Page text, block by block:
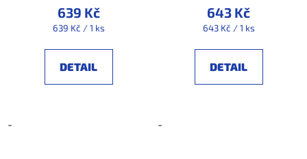
639 Kč
Měrná
639 Kč / 1 ks
DETAIL
-
643 Kč
Měrná
643 Kč / 1 ks
DETAIL
-